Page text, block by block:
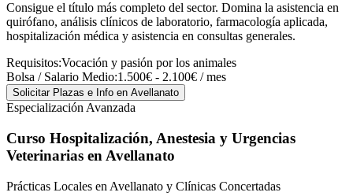
Consigue el título más completo del sector. Domina la asistencia en
quirófano, análisis clínicos de laboratorio, farmacología aplicada,
hospitalización médica y asistencia en consultas generales.
Requisitos:Vocación y pasión por los animales
Bolsa / Salario Medio:1.500€ - 2.100€ / mes
Solicitar Plazas e Info en Avellanato
Especialización Avanzada
Curso Hospitalización, Anestesia y Urgencias
Veterinarias en Avellanato
Prácticas Locales en Avellanato y Clínicas Concertadas